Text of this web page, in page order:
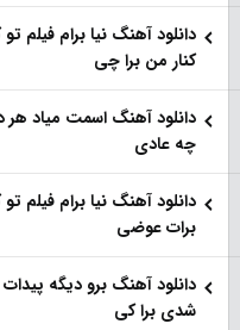
دانلود آهنگ نیا برام
کنار من برا چی
دانلود آهنگ اسمت میاد
چه عادی
دانلود آهنگ نیا برام
برات عوضی
دانلود آهنگ برو دیگه
شدی برا کی